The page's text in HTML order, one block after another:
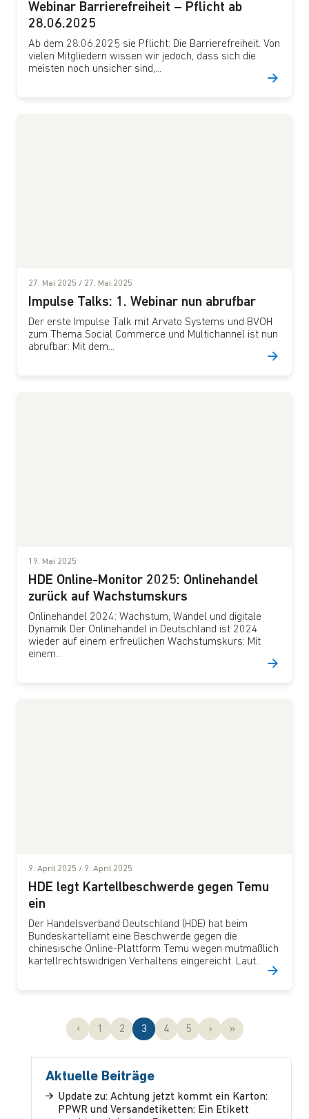
Webinar Barrierefreiheit – Pflicht ab
28.06.2025
Ab dem 28.06.2025 sie Pflicht: Die Barrierefreiheit. Von
vielen Mitgliedern wissen wir jedoch, dass sich die
meisten noch unsicher sind,...
27. Mai 2025 / 27. Mai 2025
Impulse Talks: 1. Webinar nun abrufbar
Der erste Impulse Talk mit Arvato Systems und BVOH
zum Thema Social Commerce und Multichannel ist nun
abrufbar: Mit dem...
19. Mai 2025
HDE Online-Monitor 2025: Onlinehandel
zurück auf Wachstumskurs
Onlinehandel 2024: Wachstum, Wandel und digitale
Dynamik Der Onlinehandel in Deutschland ist 2024
wieder auf einem erfreulichen Wachstumskurs: Mit
einem...
9. April 2025 / 9. April 2025
HDE legt Kartellbeschwerde gegen Temu
ein
​Der Handelsverband Deutschland (HDE) hat beim
Bundeskartellamt eine Beschwerde gegen die
chinesische Online-Plattform Temu wegen mutmaßlich
kartellrechtswidrigen Verhaltens eingereicht. Laut...
Seitennavigation
‹ Seite
1 Seite
2 Aktuelle Seite
3 Seite
4 Seite
5 › »
Aktuelle Beiträge
Update zu: Achtung jetzt kommt ein Karton:
PPWR und Versandetiketten: Ein Etikett